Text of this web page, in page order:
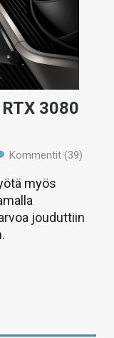
3080
Kommentit (39)
myös
jouduttiin